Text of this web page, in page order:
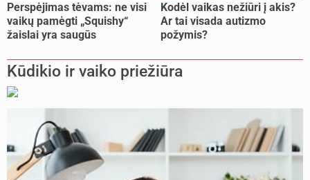
Perspėjimas tėvams: ne visi
vaikų pamėgti „Squishy“
žaislai yra saugūs
Kodėl vaikas nežiūri į akis?
Ar tai visada autizmo
požymis?
Kūdikio ir vaiko priežiūra